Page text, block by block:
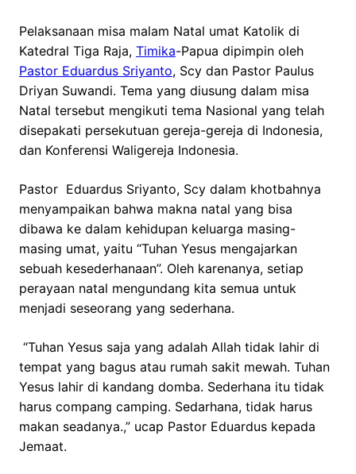
Pelaksanaan misa malam Natal umat Katolik di
Katedral Tiga Raja, Timika-Papua dipimpin oleh
Pastor Eduardus Sriyanto, Scy dan Pastor Paulus
Driyan Suwandi. Tema yang diusung dalam misa
Natal tersebut mengikuti tema Nasional yang telah
disepakati persekutuan gereja-gereja di Indonesia,
dan Konferensi Waligereja Indonesia.
Pastor Eduardus Sriyanto, Scy dalam khotbahnya
menyampaikan bahwa makna natal yang bisa
dibawa ke dalam kehidupan keluarga masing-
masing umat, yaitu “Tuhan Yesus mengajarkan
sebuah kesederhanaan”. Oleh karenanya, setiap
perayaan natal mengundang kita semua untuk
menjadi seseorang yang sederhana.
“Tuhan Yesus saja yang adalah Allah tidak lahir di
tempat yang bagus atau rumah sakit mewah. Tuhan
Yesus lahir di kandang domba. Sederhana itu tidak
harus compang camping. Sedarhana, tidak harus
makan seadanya.,” ucap Pastor Eduardus kepada
Jemaat.